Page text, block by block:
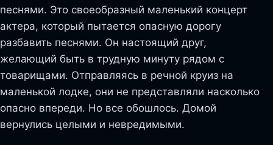
песнями. Это своеобразный маленький концерт
актера, который пытается опасную дорогу
разбавить песнями. Он настоящий друг,
желающий быть в трудную минуту рядом с
товарищами. Отправляясь в речной круиз на
маленькой лодке, они не представляли насколько
опасно впереди. Но все обошлось. Домой
вернулись целыми и невредимыми.